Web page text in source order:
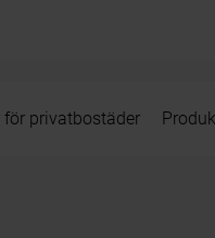
för privatbostäder